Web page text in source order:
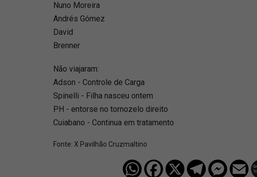
Nuno Moreira
Andrés Gómez
David
Brenner
Não viajaram:
Adson - Controle de Carga
Spinelli - Filha nasceu ontem
PH - entorse no tornozelo direito
Cuiabano - Continua em tratamento
Fonte: X Pavilhão Cruzmaltino